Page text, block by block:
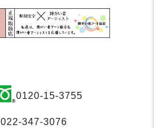
0120-15-3755
022-347-3076